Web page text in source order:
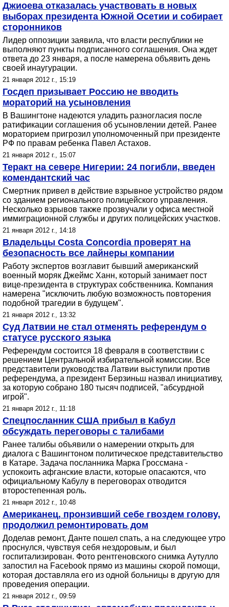
Джиоева отказалась участвовать в новых
выборах президента Южной Осетии и собирает
сторонников
Лидер оппозиции заявила, что власти республики не
выполняют пункты подписанного соглашения. Она ждет
ответа до 23 января, а после намерена объявить день
своей инаугурации.
21 января 2012 г., 15:19
Госдеп призывает Россию не вводить
мораторий на усыновления
В Вашингтоне надеются уладить разногласия после
ратификации соглашения об усыновлении детей. Ранее
мораторием пригрозил уполномоченный при президенте
РФ по правам ребенка Павел Астахов.
21 января 2012 г., 15:07
Теракт на севере Нигерии: 24 погибли, введен
комендантский час
Смертник привел в действие взрывное устройство рядом
со зданием регионального полицейского управления.
Несколько взрывов также прозвучали у офиса местной
иммиграционной службы и других полицейских участков.
21 января 2012 г., 14:18
Владельцы Costa Concordia проверят на
безопасность все лайнеры компании
Работу экспертов возглавит бывший американский
военный моряк Джеймс Ханн, который занимает пост
вице-президента в структурах собственника. Компания
намерена "исключить любую возможность повторения
подобной трагедии в будущем".
21 января 2012 г., 13:32
Суд Латвии не стал отменять референдум о
статусе русского языка
Референдум состоится 18 февраля в соответствии с
решением Центральной избирательной комиссии. Все
представители руководства Латвии выступили против
референдума, а президент Берзиньш назвал инициативу,
за которую собрано 180 тысяч подписей, "абсурдной
игрой".
21 января 2012 г., 11:18
Спецпосланник США прибыл в Кабул
обсуждать переговоры с талибами
Ранее талибы объявили о намерении открыть для
диалога с Вашингтоном политическое представительство
в Катаре. Задача посланника Марка Гроссмана -
успокоить афганские власти, которые опасаются, что
официальному Кабулу в переговорах отводится
второстепенная роль.
21 января 2012 г., 10:48
Американец, пронзивший себе гвоздем голову,
продолжил ремонтировать дом
Доделав ремонт, Данте пошел спать, а на следующее утро
проснулся, чувствуя себя нездоровым, и был
госпитализирован. Фото рентгеновского снимка Аутулло
запостил на Facebook прямо из машины скорой помощи,
которая доставляла его из одной больницы в другую для
проведения операции.
21 января 2012 г., 09:59